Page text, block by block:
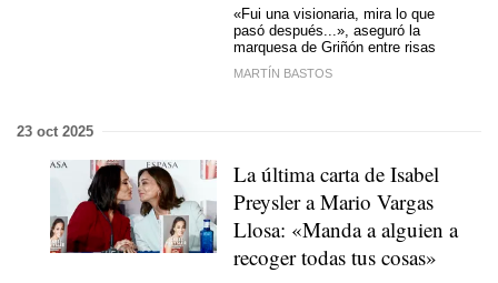
«Fui una visionaria, mira lo que
pasó después...», aseguró la
marquesa de Griñón entre risas
MARTÍN BASTOS
23 oct 2025
La última carta de Isabel
Preysler a Mario Vargas
Llosa: «Manda a alguien a
recoger todas tus cosas»